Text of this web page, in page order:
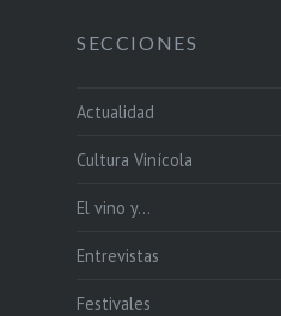
SECCIONES
Actualidad
Cultura Vinícola
El vino y…
Entrevistas
Festivales